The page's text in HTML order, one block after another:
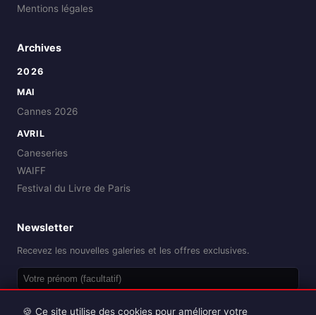
Mentions légales
Archives
2026
MAI
Cannes 2026
AVRIL
Caneseries
WAIFF
Festival du Livre de Paris
Newsletter
Recevez les nouvelles galeries et les offres exclusives.
🍪 Ce site utilise des cookies pour améliorer votre